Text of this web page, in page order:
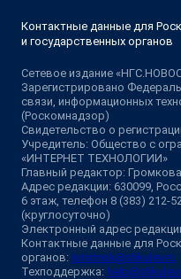
Контактные данные для
и государственных органов
Сетевое издание
Зарегистрировано
связи, информационных
(Роскомнадзор)
Свидетельство о
Учредитель: Общество с
«ИНТЕРНЕТ ТЕХНОЛОГИИ»
Главный редактор:
Адрес редакции: 630099,
6 этаж, телефон 8 (383) 212-
(круглосуточно)
Электронный адрес
Контактные данные для
органов: juristnsk@shkulev.ru
Техподдержка: